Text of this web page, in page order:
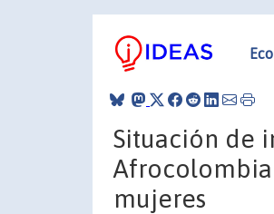
Situación de
mujeres